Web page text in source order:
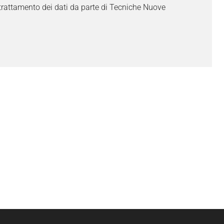
dei dati da parte di Tecniche Nuove